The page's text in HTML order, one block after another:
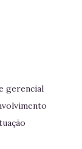
gerencial